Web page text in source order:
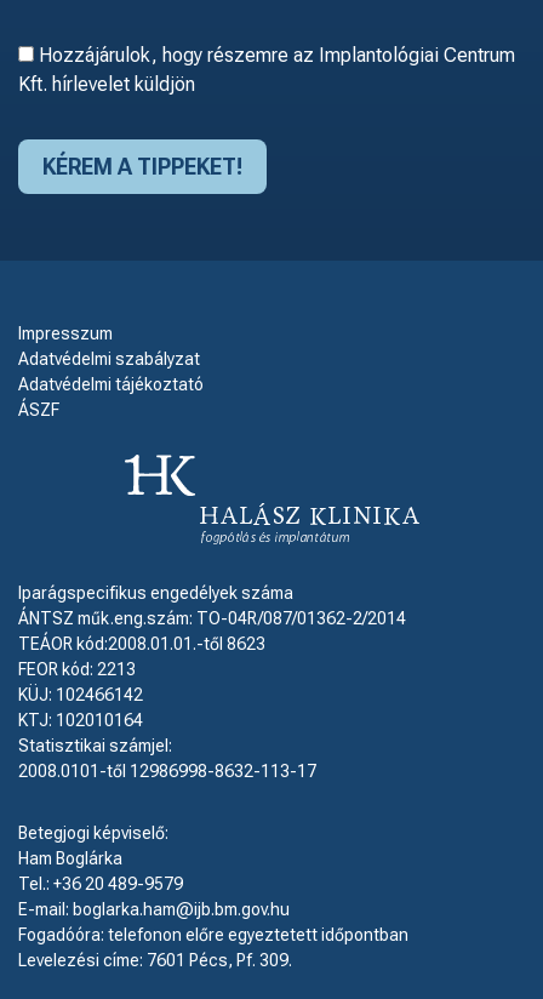
Hozzájárulok, hogy részemre az Implantológiai Centrum
Kft. hírlevelet küldjön
Impresszum
Adatvédelmi szabályzat
Adatvédelmi tájékoztató
ÁSZF
Iparágspecifikus engedélyek száma
ÁNTSZ műk.eng.szám: TO-04R/087/01362-2/2014
TEÁOR kód:2008.01.01.-től 8623
FEOR kód: 2213
KÜJ: 102466142
KTJ: 102010164
Statisztikai számjel:
2008.0101-től 12986998-8632-113-17
Betegjogi képviselő:
Ham Boglárka
Tel.: +36 20 489-9579
E-mail: boglarka.ham@ijb.bm.gov.hu
Fogadóóra: telefonon előre egyeztetett időpontban
Levelezési címe: 7601 Pécs, Pf. 309.